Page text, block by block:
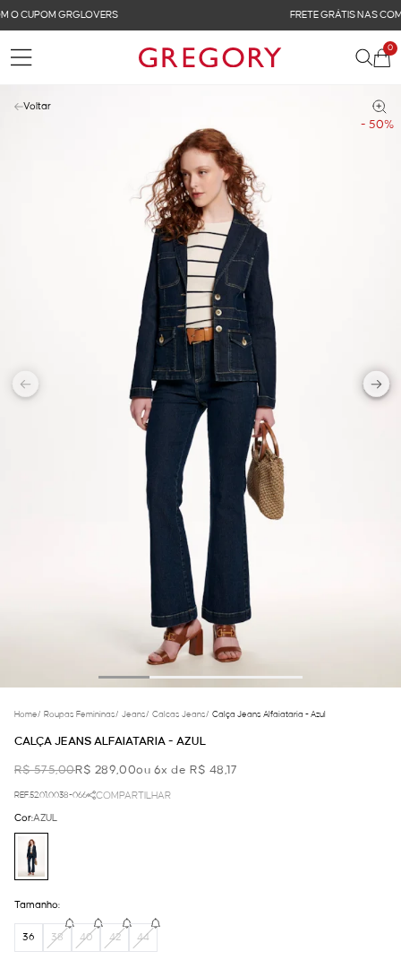
FRETE GRÁTIS NAS COMPRAS ACIMA DE R$ 899
0
- 50%
Voltar
Home/ Roupas Femininas/ Jeans/ Calcas Jeans/ Calça Jeans Alfaiataria - Azul
CALÇA JEANS ALFAIATARIA - AZUL
R$ 575,00R$ 289,00ou 6x de R$ 48,17
REF.52.01.0038-066 COMPARTILHAR
Cor:AZUL
Tamanho:
36 38 40 42 44